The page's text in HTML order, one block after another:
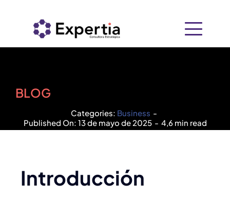
contenido
Nosotros
Soluciones
PIDE
Contacto
BLOG
Categories: Business -
Published On: 13 de mayo de 2025 - 4,6 min read
Introducción